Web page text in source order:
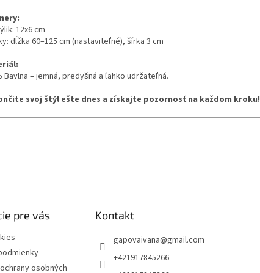
12x6 cm
dĺžka 60–125 cm (nastaviteľné), šírka 3 cm
Bavlna – jemná, predyšná a ľahko udržateľná.
svoj štýl ešte dnes a získajte pozornosť na každom kroku!
pre vás
osobných
Kontakt
gapovaivana@gmail.com
+421917845266